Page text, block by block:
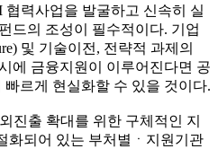
력사업을 발굴하고 신속히 실
드의 조성이 필수적이다. 기업
및 기술이전, 전략적 과제의
에 금융지원이 이루어진다면 공
빠르게 현실화할 수 있을 것이다.
진출 확대를 위한 구체적인 지
화되어 있는 부처별ㆍ지원기관